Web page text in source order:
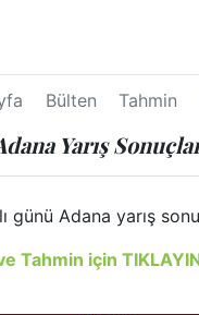
Bülten Tahmin
Yarış
günü Adana yarış
Tahmin için